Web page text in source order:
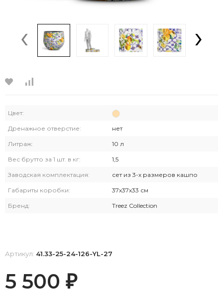
‹ ›
Цвет:
Дренажное отверстие: нет
Литраж: 10 л
Вес брутто за 1 шт. в кг: 1,5
Заводская комплектация: сет из 3-х размеров кашпо
Габариты коробки: 37х37х33 см
Бренд: Treez Collection
Артикул: 41.33-25-24-126-YL-27
5 500 ₽